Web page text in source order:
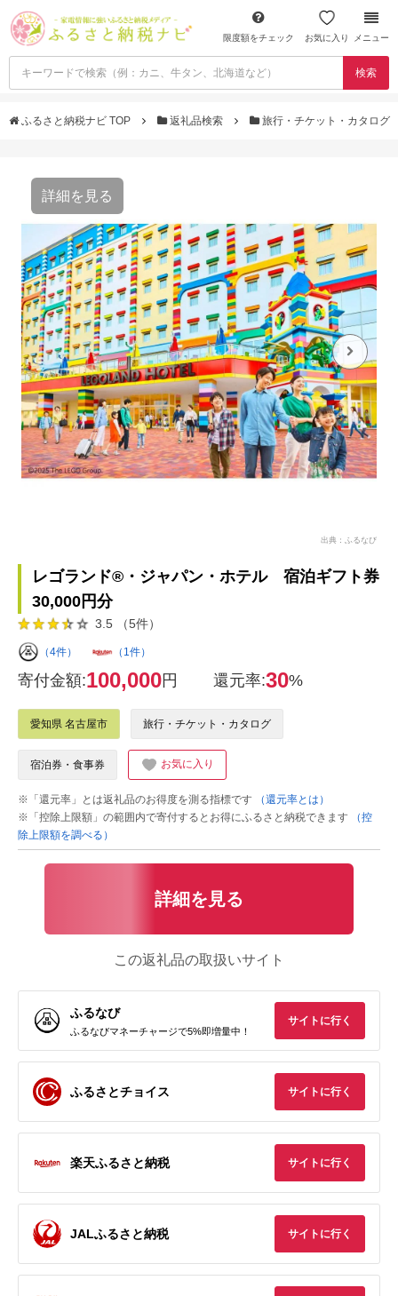
限度額をチェック お気に入り メニュー
検索
ふるさと納税ナビ TOP 返礼品検索 旅行・チケット・カタログ
詳細を見る
出典：ふるなび
レゴランド®・ジャパン・ホテル 宿泊ギフト券
30,000円分
3.5 （5件）
（4件） （1件）
寄付金額:100,000円 還元率:30%
愛知県 名古屋市 旅行・チケット・カタログ
宿泊券・食事券 お気に入り
※「還元率」とは返礼品のお得度を測る指標です
（還元率とは）
※「控除上限額」の範囲内で寄付するとお得にふるさと納税できます
（控
除上限額を調べる）
詳細を見る
この返礼品の取扱いサイト
ふるなび
ふるなびマネーチャージで5%即増量中！
サイトに行く
ふるさとチョイス サイトに行く
楽天ふるさと納税 サイトに行く
JALふるさと納税 サイトに行く